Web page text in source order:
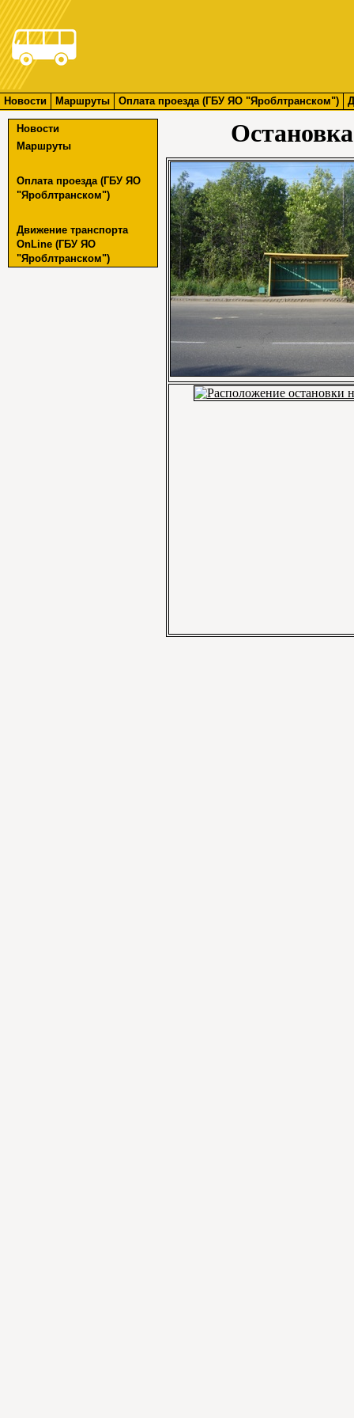
Новости Маршруты Оплата проезда (ГБУ ЯО "Яроблтранском")
Новости
Маршруты
Оплата проезда (ГБУ ЯО
"Яроблтранском")
Движение транспорта
OnLine (ГБУ ЯО
"Яроблтранском")